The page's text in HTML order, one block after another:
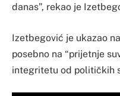
danas”, rekao je
Izetbegović je ukazao
posebno na “prijetnje
integritetu od političkih